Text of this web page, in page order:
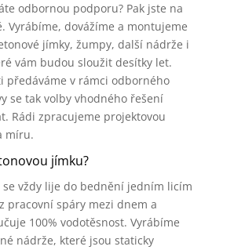
odbornou podporu? Pak jste na
Vyrábíme, dovážíme a montujeme
jímky, žumpy, další nádrže i
vám budou sloužit desítky let.
předáváme v rámci odborného
se tak volby vhodného řešení
Rádi zpracujeme projektovou
míru.
jímku?
se vždy lije do bednění jedním licím
pracovní spáry mezi dnem a
100% vodotěsnost. Vyrábíme
nádrže, které jsou staticky